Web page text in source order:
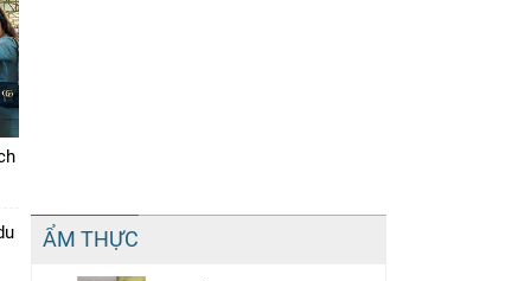
Chia sẻ
Facebook
ẨM THỰC